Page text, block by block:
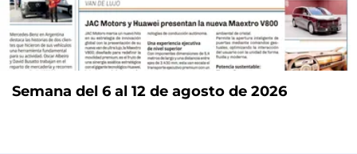
Semana del 6 al 12 de agosto de 2026